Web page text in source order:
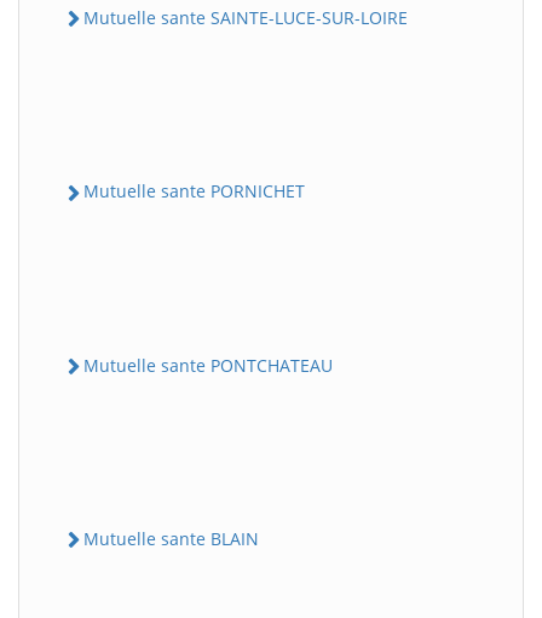
Mutuelle sante SAINTE-LUCE-SUR-LOIRE
Mutuelle sante PORNICHET
Mutuelle sante PONTCHATEAU
Mutuelle sante BLAIN